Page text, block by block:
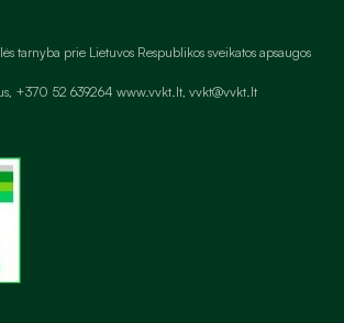
tarnyba prie Lietuvos Respublikos sveikatos apsaugos
+370 52 639264 www.vvkt.lt, vvkt@vvkt.lt